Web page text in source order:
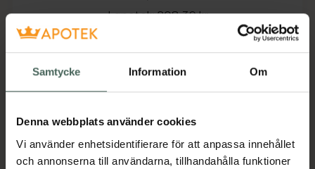
Samtycke Information Om
Denna webbplats använder cookies
Vi använder enhetsidentifierare för att anpassa innehållet
och annonserna till användarna, tillhandahålla funktioner
I apotek:208,39 kr
Köp via ditt recept
Beskrivning Dölj